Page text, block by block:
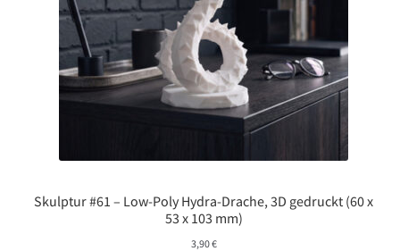
Skulptur #61 – Low-Poly Hydra-Drache, 3D gedruckt (60 x
53 x 103 mm)
3,90€